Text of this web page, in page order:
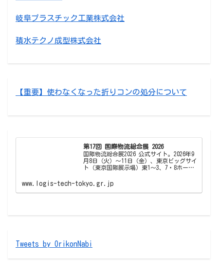
岐阜プラスチック工業株式会社
積水テクノ成型株式会社
【重要】使わなくなった折りコンの処分について
第17回 国際物流総合展 2026
国際物流総合展2026 公式サイト。2026年9
月8日（火）～11日（金）、東京ビッグサイ
ト（東京国際展示場）東1～3、7・8ホー
流総合展2026」として、物流・ロジスティ
クスの先進情報が収集できる専…
www.logis-tech-tokyo.gr.jp
Tweets by OrikonNabi